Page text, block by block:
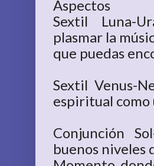
Aspectos
Sextil Luna-
plasmar la
que puedas
Sextil Venus-
espiritual
Conjunción
buenos niveles